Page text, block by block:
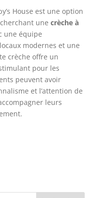
House est une option
une crèche à
une équipe
modernes et une
crèche offre un
pour les
peuvent avoir
et l’attention de
leurs